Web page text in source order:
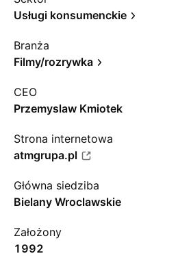
Usługi konsumenckie
Branża
Filmy/rozrywka
CEO
Przemyslaw Kmiotek
Strona internetowa
atmgrupa.pl
Główna siedziba
Bielany Wroclawskie
Założony
1992